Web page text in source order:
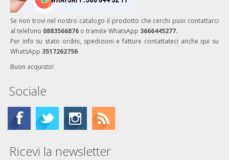
Se non trovi nel nostro catalogo il prodotto che cerchi puoi contattarci
al telefono 0883566876 o tramite WhatsApp 3666445277.
Per info su stato ordini, spedizioni e fatture contattateci anche qui su
WhatsApp 3517262756
Buon acquisto!
Sociale
Ricevi la newsletter